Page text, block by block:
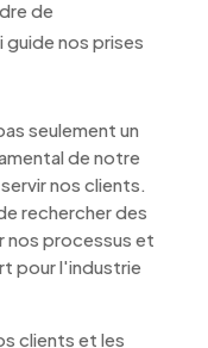
de
nos prises
seulement un
de notre
nos clients.
rechercher des
nos processus et
pour l'industrie
clients et les